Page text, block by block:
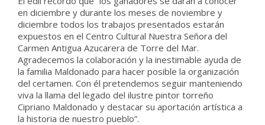
en diciembre y durante los meses de noviembre y
diciembre todos los trabajos presentados estarán
expuestos en el Centro Cultural Nuestra Señora del
Carmen Antigua Azucarera de Torre del Mar.
Agradecemos la colaboración y la inestimable ayuda de
la familia Maldonado para hacer posible la organización
del certamen. Con él pretendemos seguir manteniendo
viva la llama del legado del ilustre pintor torreño
Cipriano Maldonado y destacar su aportación artística a
la historia de nuestro pueblo”.